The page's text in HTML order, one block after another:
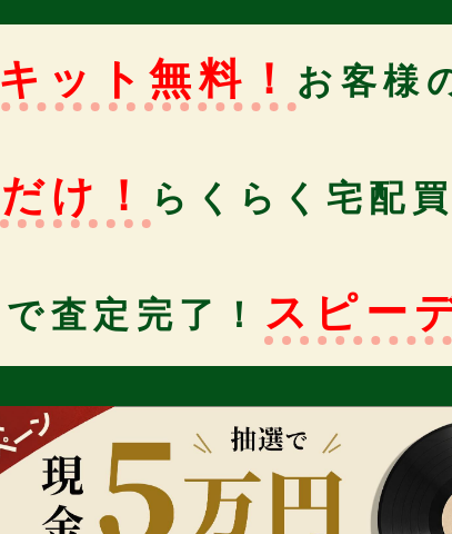
ット無料！ お客様
け！ らくらく宅配買
査定完了！ スピー